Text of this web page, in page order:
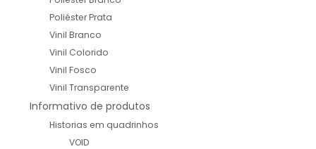
Poliéster Prata
Vinil Branco
Vinil Colorido
Vinil Fosco
Vinil Transparente
Informativo de produtos
Historias em quadrinhos
VOID